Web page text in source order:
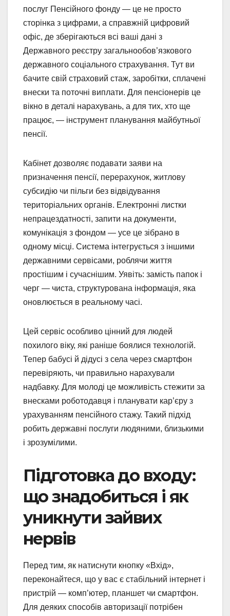
послуг Пенсійного фонду — це не просто
сторінка з цифрами, а справжній цифровий
офіс, де зберігаються всі ваші дані з
Державного реєстру загальнообов’язкового
державного соціального страхування. Тут ви
бачите свій страховий стаж, заробітки, сплачені
внески та поточні виплати. Для пенсіонерів це
вікно в деталі нарахувань, а для тих, хто ще
працює, — інструмент планування майбутньої
пенсії.
Кабінет дозволяє подавати заяви на
призначення пенсії, перерахунок, житлову
субсидію чи пільги без відвідування
територіальних органів. Електронні листки
непрацездатності, запити на документи,
комунікація з фондом — усе це зібрано в
одному місці. Система інтегрується з іншими
державними сервісами, роблячи життя
простішим і сучаснішим. Уявіть: замість папок і
черг — чиста, структурована інформація, яка
оновлюється в реальному часі.
Цей сервіс особливо цінний для людей
похилого віку, які раніше боялися технологій.
Тепер бабусі й дідусі з села через смартфон
перевіряють, чи правильно нарахували
надбавку. Для молоді це можливість стежити за
внесками роботодавця і планувати кар’єру з
урахуванням пенсійного стажу. Такий підхід
робить державні послуги людяними, близькими
і зрозумілими.
Підготовка до входу:
що знадобиться і як
уникнути зайвих
нервів
Перед тим, як натиснути кнопку «Вхід»,
переконайтеся, що у вас є стабільний інтернет і
пристрій — комп’ютер, планшет чи смартфон.
Для деяких способів авторизації потрібен